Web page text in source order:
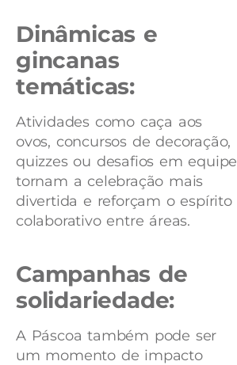
Dinâmicas e
gincanas
temáticas:
Atividades como caça aos
ovos, concursos de decoração,
quizzes ou desafios em equipe
tornam a celebração mais
divertida e reforçam o espírito
colaborativo entre áreas.
Campanhas de
solidariedade:
A Páscoa também pode ser
um momento de impacto